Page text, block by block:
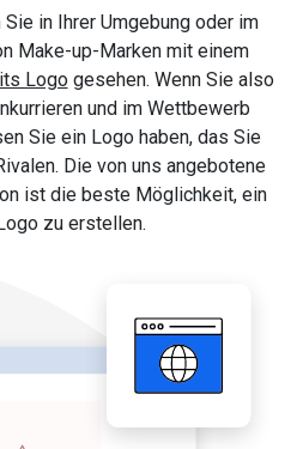
in Ihrer Umgebung oder im
Make-up-Marken mit einem
Logogesehen. Wenn Sie also
und im Wettbewerb
Sie ein Logo haben, das Sie
Die von uns angebotene
ist die beste Möglichkeit, ein
zu erstellen.